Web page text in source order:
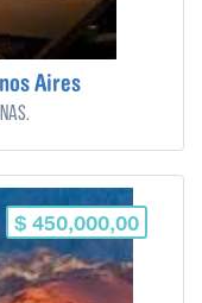
Aires
$ 450,000,00